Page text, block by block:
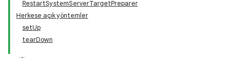
RestartSystemServerTargetPreparer
Herkese açık yöntemler
setUp
tearDown